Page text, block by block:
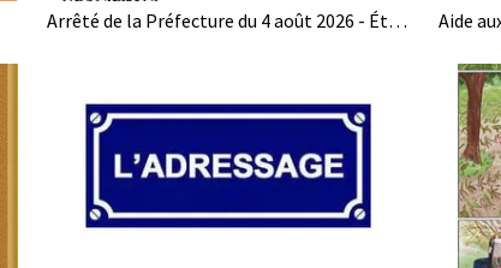
Arrêté de la Préfecture du 4 août 2026 - État de CRISE et VIGILANCE concernant l'usage de l'eau